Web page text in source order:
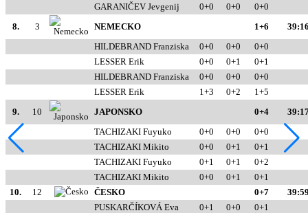
GARANIČEV Jevgenij
0+0 0+0
0+0
8.
3 NEMECKO 1+6
HILDEBRAND Franziska
0+0 0+0
0+0
LESSER Erik
0+0 0+1
0+1
HILDEBRAND Franziska
0+0 0+0
0+0
LESSER Erik
1+3 0+2
1+5
9.
10 JAPONSKO 0+4
TACHIZAKI Fuyuko
0+0 0+0
0+0
TACHIZAKI Mikito
0+0 0+1
0+1
TACHIZAKI Fuyuko
0+1 0+1
0+2
TACHIZAKI Mikito
0+0 0+1
0+1
10.
12 ČESKO 0+7
PUSKARČÍKOVÁ Eva
0+1 0+0
0+1